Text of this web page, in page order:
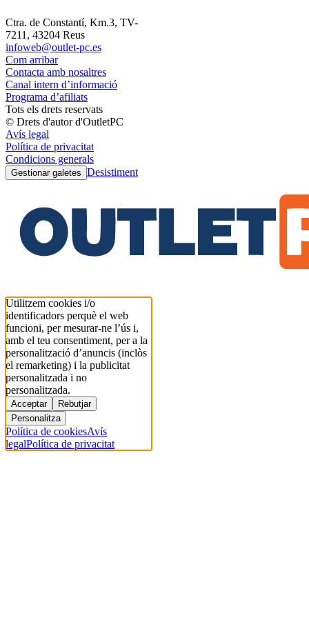
Ctra. de Constantí, Km.3, TV-
7211, 43204 Reus
infoweb@outlet-pc.es
Com arribar
Contacta amb nosaltres
Canal intern d’informació
Programa d’afiliats
Tots els drets reservats
© Drets d'autor d'OutletPC
Avís legal
Política de privacitat
Condicions generals
Gestionar galetes Desistiment
Utilitzem cookies i/o
identificadors perquè el web
funcioni, per mesurar-ne l’ús i,
amb el teu consentiment, per a la
personalització d’anuncis (inclòs
el remarketing) i la publicitat
personalitzada i no
personalitzada.
Acceptar
Rebutjar
Personalitza
Política de cookiesAvís
legalPolítica de privacitat